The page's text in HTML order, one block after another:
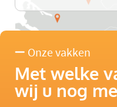
Onze vakken
Met welke
wij u nog